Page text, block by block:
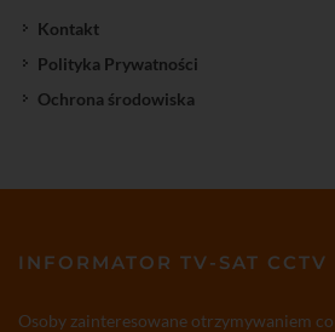
Kontakt
Polityka Prywatności
Ochrona środowiska
INFORMATOR TV-SAT CCTV
Osoby zainteresowane otrzymywaniem